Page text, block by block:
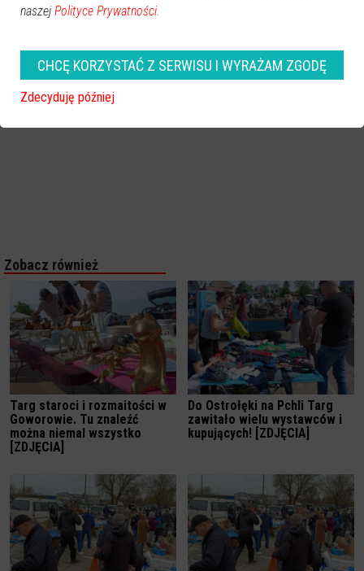
Zobacz również
Targ staroci i rozmaitości w
Goworowie. Tu znaleźć
można niemal wszystko
[ZDJĘCIA]
Do Ostrołęki na Pchli Targ
zawitało wielu wystawców i
kupujących! [ZDJĘCIA]
naszej Polityce Prywatności.
CHCĘ KORZYSTAĆ Z SERWISU I WYRAŻAM ZGODĘ
Zdecyduję później